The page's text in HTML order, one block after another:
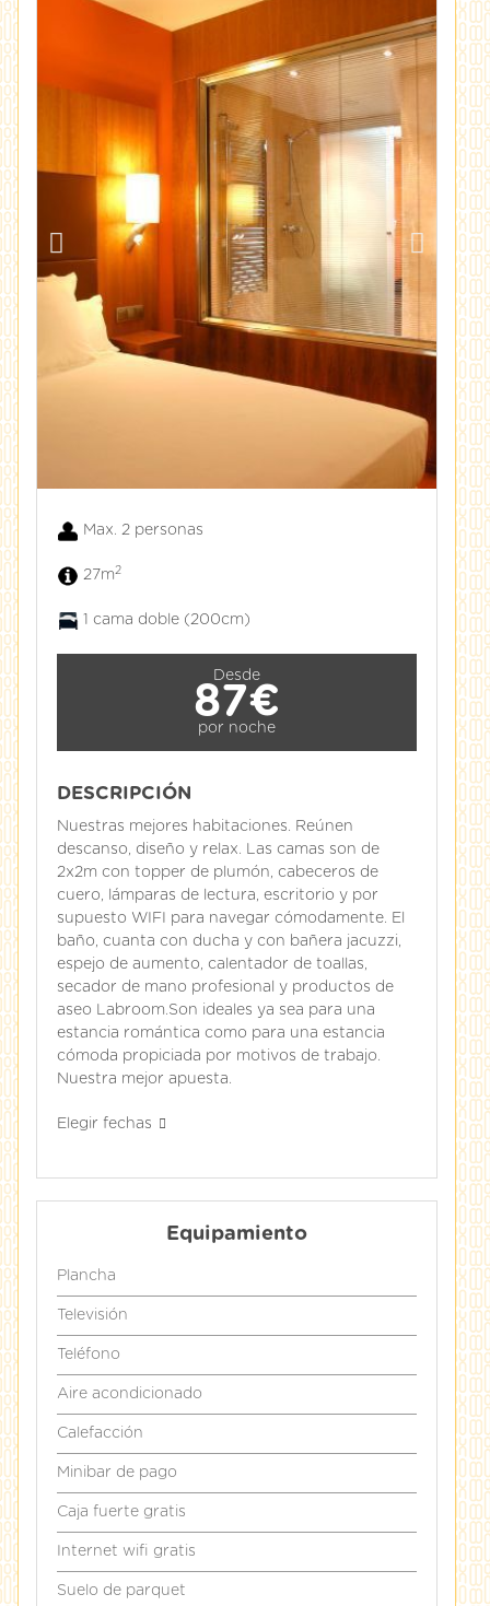
Max. 2 personas
27m2
1 cama doble (200cm)
Desde
87€
por noche
DESCRIPCIÓN
Nuestras mejores habitaciones. Reúnen
descanso, diseño y relax. Las camas son de
2x2m con topper de plumón, cabeceros de
cuero, lámparas de lectura, escritorio y por
supuesto WIFI para navegar cómodamente. El
baño, cuanta con ducha y con bañera jacuzzi,
espejo de aumento, calentador de toallas,
secador de mano profesional y productos de
aseo Labroom.Son ideales ya sea para una
estancia romántica como para una estancia
cómoda propiciada por motivos de trabajo.
Nuestra mejor apuesta.
Elegir fechas
Equipamiento
Plancha
Televisión
Teléfono
Aire acondicionado
Calefacción
Minibar de pago
Caja fuerte gratis
Internet wifi gratis
Suelo de parquet